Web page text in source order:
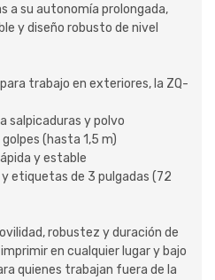
a su autonomía prolongada,
y diseño robusto de nivel
trabajo en exteriores, la ZQ-
salpicaduras y polvo
(hasta 1,5 m)
y estable
etiquetas de 3 pulgadas (72
robustez y duración de
en cualquier lugar y bajo
quienes trabajan fuera de la